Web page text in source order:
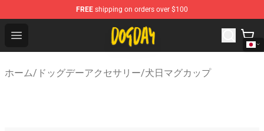
FREE shipping on orders over $100
Open menu
DogDay Store - Official DogDay Merchandise Shop
ホーム/ ドッグデーアクセサリー/犬日マグカップ